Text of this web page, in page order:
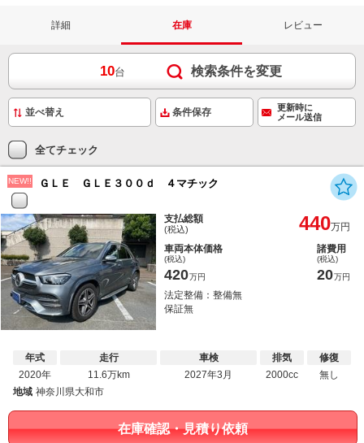
詳細 在庫 レビュー
10台 検索条件を変更
条件保存
更新時に
メール送信
全てチェック
NEW!! ＧＬＥ ＧＬＥ３００ｄ ４マチック
支払総額
(税込) 440万円
車両本体価格
(税込)
420万円
諸費用
(税込)
20万円
法定整備：整備無
保証無
年式
2020年
走行
11.6万km
車検
2027年3月
排気
2000cc
修復
無し
地域 神奈川県大和市
在庫確認・見積り依頼